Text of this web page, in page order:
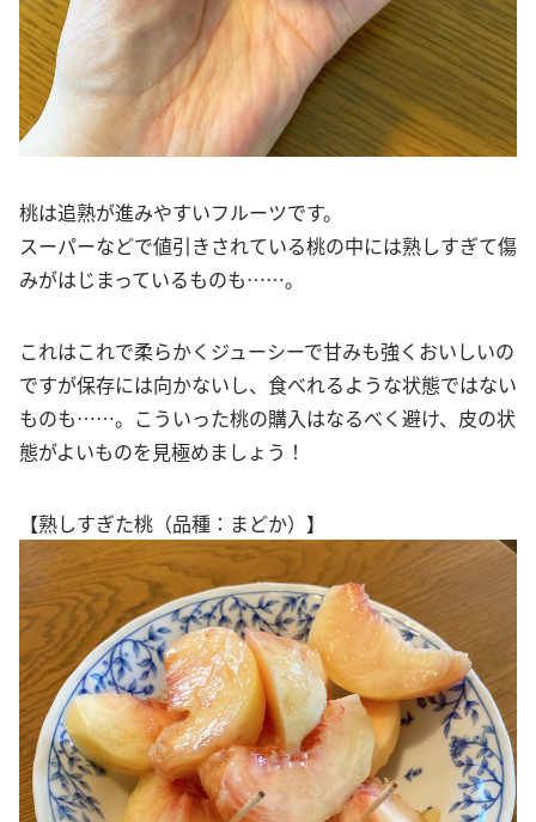
桃は追熟が進みやすいフルーツです。
スーパーなどで値引きされている桃の中には熟しすぎて傷
みがはじまっているものも……。
これはこれで柔らかくジューシーで甘みも強くおいしいの
ですが保存には向かないし、食べれるような状態ではない
ものも……。こういった桃の購入はなるべく避け、皮の状
態がよいものを見極めましょう！
【熟しすぎた桃（品種：まどか）】